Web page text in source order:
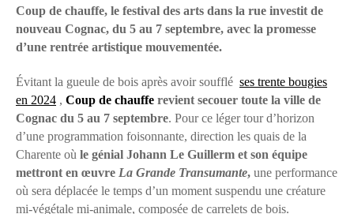
Coup de chauffe, le festival des arts dans la rue investit de
nouveau Cognac, du 5 au 7 septembre, avec la promesse
d’une rentrée artistique mouvementée.
Évitant la gueule de bois après avoir soufflé ses trente bougies
en 2024 , Coup de chauffe revient secouer toute la ville de
Cognac du 5 au 7 septembre. Pour ce léger tour d’horizon
d’une programmation foisonnante, direction les quais de la
Charente où le génial Johann Le Guillerm et son équipe
mettront en œuvre La Grande Transumante, une performance
où sera déplacée le temps d’un moment suspendu une créature
mi-végétale mi-animale, composée de carrelets de bois.